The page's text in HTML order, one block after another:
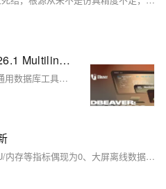
DBeaver Ultimate Edtion 26.1 Multilingual (macOS, Linux, Windows) - 通用数据库工具
DBeaver Ultimate 26.1 是跨平台通用数据库工具，支持100+数据源。新增AI增强能力：可接入外部MCP服务器、dbvr开源CLI作为MCP服务、执行计划可视化与AI解读，并扩展支持Microsoft Fabric、Valkey、GizmoSQL等。（239字）
WGCLOUD v3.6.8发布：修复CPU/内存等指标偶现为0、大屏离线数据不显示等Bug；新增Windows系统服务列表及开放API；优化告警脚本执行与SNMP设备运行时间兼容性。升级方式详见官方图示。